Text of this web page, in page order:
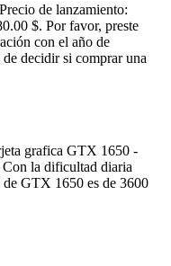
de lanzamiento:
$. Por favor, preste
con el año de
decidir si comprar una
grafica GTX 1650 -
Con la dificultad diaria
GTX 1650 es de 3600